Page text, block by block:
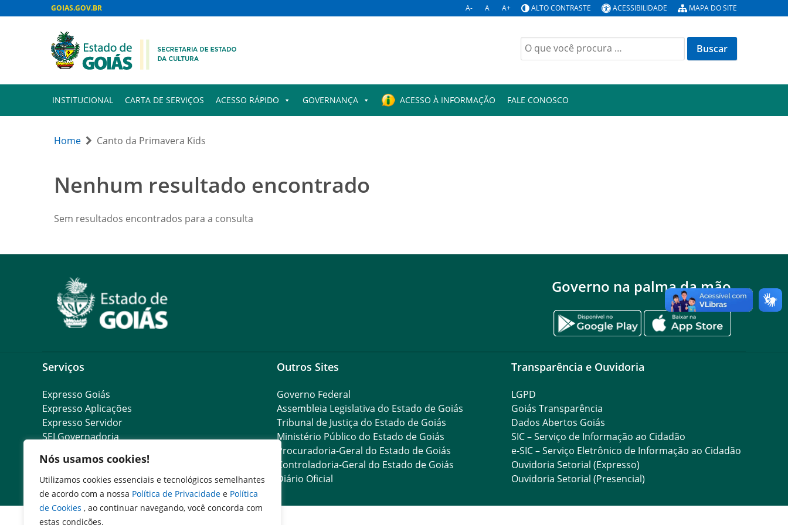
Nós usamos cookies!
Utilizamos cookies essenciais e tecnológicos semelhantes
de acordo com a nossa Política de Privacidade e Política
de Cookies , ao continuar navegando, você concorda com
estas condições.
GOIAS.GOV.BR A- A A+ ALTO CONTRASTE ACESSIBILIDADE MAPA DO SITE
Buscar
por:
INSTITUCIONAL CARTA DE SERVIÇOS ACESSO RÁPIDO GOVERNANÇA ACESSO À INFORMAÇÃO FALE CONOSCO
Home Canto da Primavera Kids
Nenhum resultado encontrado
Sem resultados encontrados para a consulta
Governo na palma da mão
Serviços
Expresso Goiás
Expresso Aplicações
Expresso Servidor
SEI Governadoria
Escola de Governo
Agenda de Autoridades
Outros Sites
Governo Federal
Assembleia Legislativa do Estado de Goiás
Tribunal de Justiça do Estado de Goiás
Ministério Público do Estado de Goiás
Procuradoria-Geral do Estado de Goiás
Controladoria-Geral do Estado de Goiás
Diário Oficial
Transparência e Ouvidoria
LGPD
Goiás Transparência
Dados Abertos Goiás
SIC – Serviço de Informação ao Cidadão
e-SIC – Serviço Eletrônico de Informação ao Cidadão
Ouvidoria Setorial (Expresso)
Ouvidoria Setorial (Presencial)